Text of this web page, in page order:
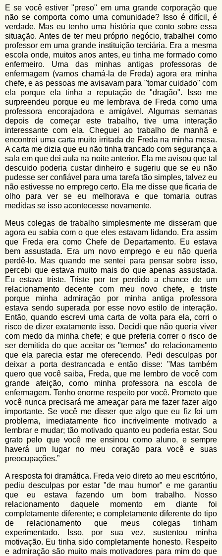
E se você estiver "preso" em uma grande corporação que
não se comporta como uma comunidade? Isso é difícil, é
verdade. Mas eu tenho uma história que conto sobre essa
situação. Antes de ter meu próprio negócio, trabalhei como
professor em uma grande instituição terciária. Era a mesma
escola onde, muitos anos antes, eu tinha me formado como
enfermeiro. Uma das minhas antigas professoras de
enfermagem (vamos chamá-la de Freda) agora era minha
chefe, e as pessoas me avisavam para "tomar cuidado" com
ela porque ela tinha a reputação de "dragão". Isso me
surpreendeu porque eu me lembrava de Freda como uma
professora encorajadora e amigável. Algumas semanas
depois de começar este trabalho, tive uma interação
interessante com ela. Cheguei ao trabalho de manhã e
encontrei uma carta muito irritada de Freda na minha mesa.
A carta me dizia que eu não tinha trancado com segurança a
sala em que dei aula na noite anterior. Ela me avisou que tal
descuido poderia custar dinheiro e sugeriu que se eu não
pudesse ser confiável para uma tarefa tão simples, talvez eu
não estivesse no emprego certo. Ela me disse que ficaria de
olho para ver se eu melhorava e que tomaria outras
medidas se isso acontecesse novamente.
Meus colegas de trabalho simplesmente me disseram que
agora eu sabia com o que eles estavam lidando. Era assim
que Freda era como Chefe de Departamento. Eu estava
bem assustada. Era um novo emprego e eu não queria
perdê-lo. Mas quando me sentei para pensar sobre isso,
percebi que estava muito mais do que apenas assustada.
Eu estava triste. Triste por ter perdido a chance de um
relacionamento decente com meu novo chefe, e triste
porque minha admiração por minha antiga professora
estava sendo superada por esse novo estilo de interação.
Então, quando escrevi uma carta de volta para ela, corri o
risco de dizer exatamente isso. Decidi que não queria viver
com medo da minha chefe; e que preferia correr o risco de
ser demitida do que aceitar os "termos" do relacionamento
que ela parecia estar me oferecendo. Pedi desculpas por
deixar a porta destrancada e então disse: "Mas também
quero que você saiba, Freda, que me lembro de você com
grande afeição, como minha professora na escola de
enfermagem. Tenho enorme respeito por você. Prometo que
você nunca precisará me ameaçar para me fazer fazer algo
importante. Se você me disser que algo que eu fiz foi um
problema, imediatamente fico incrivelmente motivado a
lembrar e mudar; tão motivado quanto eu poderia estar. Sou
grato pelo que você me ensinou como aluno, e sempre
haverá um lugar no meu coração para você e suas
preocupações.”
A resposta foi dramática. Freda veio direto ao meu escritório,
pediu desculpas por estar "de mau humor" e me garantiu
que eu estava fazendo um bom trabalho. Nosso
relacionamento daquele momento em diante foi
completamente diferente; e completamente diferente do tipo
de relacionamento que meus colegas tinham
experimentado. Isso, por sua vez, sustentou minha
motivação. Eu tinha sido completamente honesto. Respeito
e admiração são muito mais motivadores para mim do que